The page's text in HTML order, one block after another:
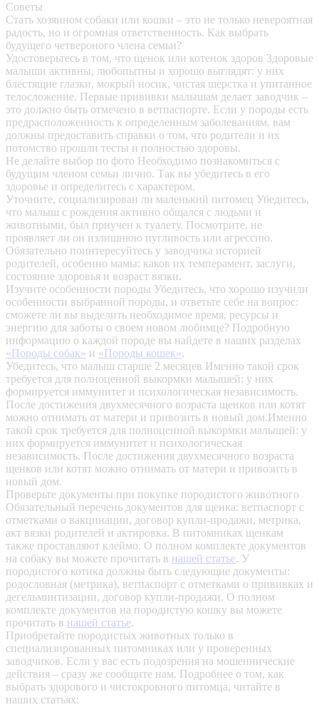
Советы
Стать хозяином собаки или кошки – это не только невероятная
радость, но и огромная ответственность. Как выбрать
будущего четвероного члена семьи?
Удостоверьтесь в том, что щенок или котенок здоров Здоровые
малыши активны, любопытны и хорошо выглядят: у них
блестящие глазки, мокрый носик, чистая шерстка и упитанное
телосложение. Первые прививки малышам делает заводчик –
это должно быть отмечено в ветпаспорте. Если у породы есть
предрасположенность к определенным заболеваниям, вам
должны предоставить справки о том, что родители и их
потомство прошли тесты и полностью здоровы.
Не делайте выбор по фото Необходимо познакомиться с
будущим членом семьи лично. Так вы убедитесь в его
здоровье и определитесь с характером.
Уточните, социализирован ли маленький питомец Убедитесь,
что малыш с рождения активно общался с людьми и
животными, был приучен к туалету. Посмотрите, не
проявляет ли он излишнюю пугливость или агрессию.
Обязательно поинтересуйтесь у заводчика историей
родителей, особенно мамы: каков их темперамент, заслуги,
состояние здоровья и возраст вязки.
Изучите особенности породы Убедитесь, что хорошо изучили
особенности выбранной породы, и ответьте себе на вопрос:
сможете ли вы выделить необходимое время, ресурсы и
энергию для заботы о своем новом любимце? Подробную
информацию о каждой породе вы найдете в наших разделах
«Породы собак» и «Породы кошек».
Убедитесь, что малыш старше 2 месяцев Именно такой срок
требуется для полноценной выкормки малышей: у них
формируется иммунитет и психологическая независимость.
После достижения двухмесячного возраста щенков или котят
можно отнимать от матери и привозить в новый дом.Именно
такой срок требуется для полноценной выкормки малышей: у
них формируется иммунитет и психологическая
независимость. После достижения двухмесячного возраста
щенков или котят можно отнимать от матери и привозить в
новый дом.
Проверьте документы при покупке породистого животного
Обязательный перечень документов для щенка: ветпаспорт с
отметками о вакцинации, договор купли-продажи, метрика,
акт вязки родителей и актировка. В питомниках щенкам
также проставляют клеймо. О полном комплекте документов
на собаку вы можете прочитать в нашей статье. У
породистого котика должны быть следующие документы:
родословная (метрика), ветпаспорт с отметками о прививках и
дегельминтизации, договор купли-продажи. О полном
комплекте документов на породистую кошку вы можете
прочитать в нашей статье.
Приобретайте породистых животных только в
специализированных питомниках или у проверенных
заводчиков. Если у вас есть подозрения на мошеннические
действия – сразу же сообщите нам. Подробнее о том, как
выбрать здорового и чистокровного питомца, читайте в
наших статьях: